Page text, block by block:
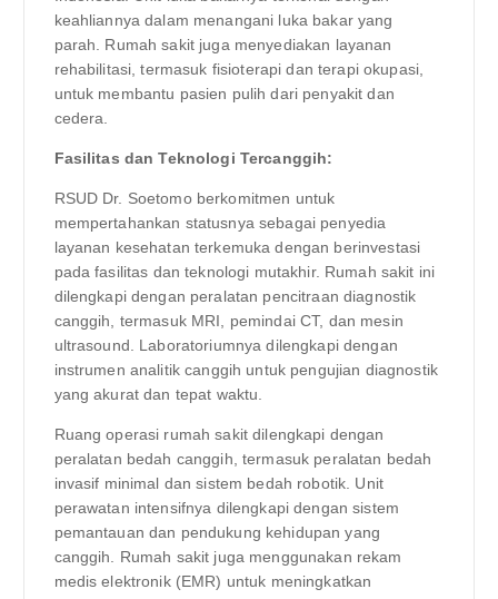
keahliannya dalam menangani luka bakar yang
parah. Rumah sakit juga menyediakan layanan
rehabilitasi, termasuk fisioterapi dan terapi okupasi,
untuk membantu pasien pulih dari penyakit dan
cedera.
Fasilitas dan Teknologi Tercanggih:
RSUD Dr. Soetomo berkomitmen untuk
mempertahankan statusnya sebagai penyedia
layanan kesehatan terkemuka dengan berinvestasi
pada fasilitas dan teknologi mutakhir. Rumah sakit ini
dilengkapi dengan peralatan pencitraan diagnostik
canggih, termasuk MRI, pemindai CT, dan mesin
ultrasound. Laboratoriumnya dilengkapi dengan
instrumen analitik canggih untuk pengujian diagnostik
yang akurat dan tepat waktu.
Ruang operasi rumah sakit dilengkapi dengan
peralatan bedah canggih, termasuk peralatan bedah
invasif minimal dan sistem bedah robotik. Unit
perawatan intensifnya dilengkapi dengan sistem
pemantauan dan pendukung kehidupan yang
canggih. Rumah sakit juga menggunakan rekam
medis elektronik (EMR) untuk meningkatkan